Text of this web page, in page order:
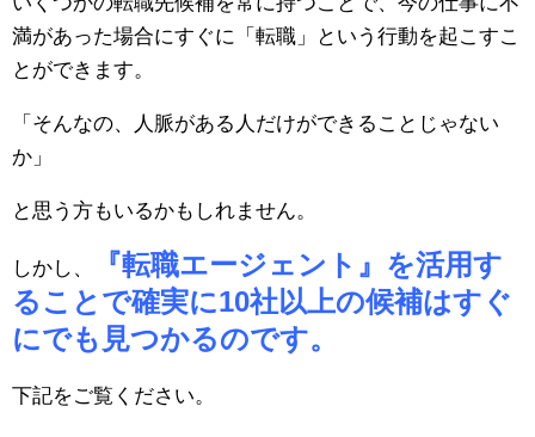
満があった場合にすぐに「転職」という行動を起こすこ
とができます。
「そんなの、人脈がある人だけができることじゃない
か」
と思う方もいるかもしれません。
しかし、
『転職エージェント』を活用す
ることで確実に10社以上の候補はすぐ
にでも見つかるのです。
下記をご覧ください。